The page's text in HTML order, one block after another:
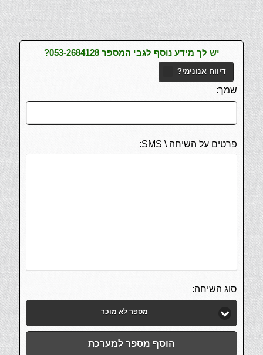
יש לך מידע נוסף לגבי המספר 053-2684128?
דיווח אנונימי?
שמך:
פרטים על השיחה \ SMS:
סוג השיחה:
מספר לא מוכר
הוסף מספר למערכת